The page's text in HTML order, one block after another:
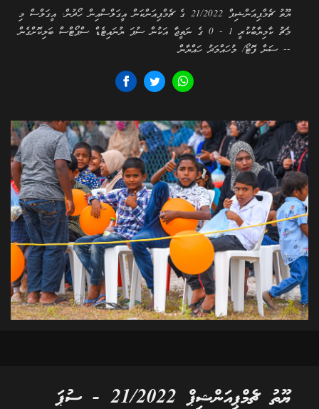
ޔޫތު ޗެމްޕިއަންޝިޕް 21/2022 ގެ ޗެމްޕިއަންކަން އީގަލްސްއިން ހޯދުން. އީގަލްސް މި
މެޗު ކާމިޔާބުކުރީ 1 - 0 ގެ ނަތީޖާ އަކުން ސުޕަ ޔުނައިޓެޑް ސްޕޯޓްސް ބަލިކޮށްގެން
-- ސަން ފޮޓޯ/ މުހައްމަދު ހައްޔާން
ޔޫތު ޗެމްޕިއަންޝިޕް 21/2022 - ސުޕަ